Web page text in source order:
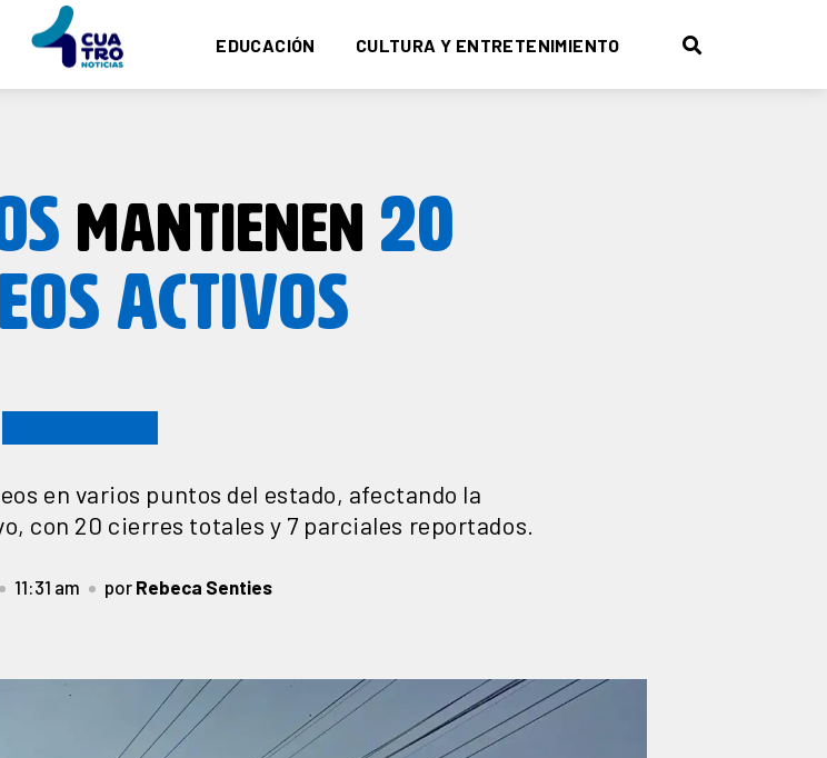
EDUCACIÓN CULTURA Y ENTRETENIMIENTO
MANTIENEN 20
ACTIVOS
en varios puntos del estado, afectando la
con 20 cierres totales y 7 parciales reportados.
11:31 am por Rebeca Senties